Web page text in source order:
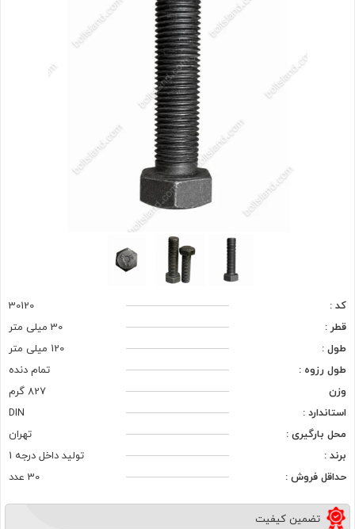
کد :
30120
قطر :
30 میلی متر
طول :
120 میلی متر
طول رزوه :
تمام دنده
وزن
827 گرم
استاندارد :
DIN
محل بارگیری :
تهران
برند :
تولید داخل درجه 1
حداقل فروش :
30 عدد
تضمین کیفیت